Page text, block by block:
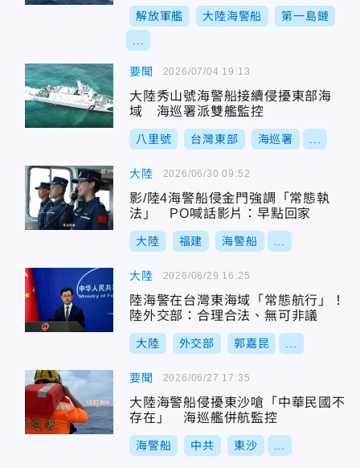
解放軍艦 大陸海警船 第一島鏈
要聞
大陸秀山號海警船接續侵擾東部海
域 海巡署派雙艦監控
八里號 台灣東部 海巡署
2026/07/04 19:13
大陸
影/陸4海警船侵金門強調「常態執
法」 PO喊話影片：早點回家
大陸 福建 海警船
2026/06/30 09:52
大陸
陸海警在台灣東海域「常態航行」！
陸外交部：合理合法、無可非議
大陸 外交部 郭嘉昆
2026/06/29 16:25
要聞
大陸海警船侵擾東沙嗆「中華民國不
存在」 海巡艦併航監控
海警船 中共 東沙
2026/06/27 17:35